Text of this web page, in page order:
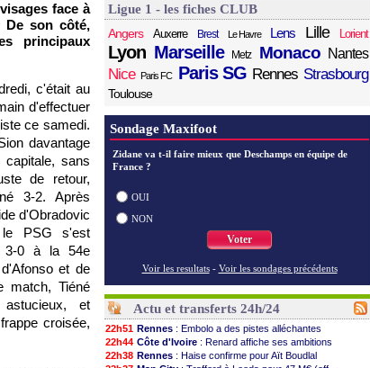
face à
son côté,
principaux
c'était au
d'effectuer
ce samedi.
davantage
sans
de retour,
3-2. Après
d'Obradovic
le PSG s'est
3-0 à la 54e
et de
match, Tiéné
et
croisée,
Ligue 1 - les fiches CLUB
Angers
Auxerre Brest Le Havre Lens Lille Lorient
Lyon Marseille Metz Monaco Nantes
Nice Paris FC Paris SG Rennes Strasbourg
Toulouse
Sondage Maxifoot
Zidane va t-il faire mieux que Deschamps en équipe de
France ?
OUI
NON
Voter
Voir les resultats - Voir les sondages précédents
Actu et transferts 24h/24
22h51 Rennes : Embolo a des pistes alléchantes
22h44 Côte d'Ivoire : Renard affiche ses ambitions
22h38 Rennes : Haise confirme pour Aït Boudlal